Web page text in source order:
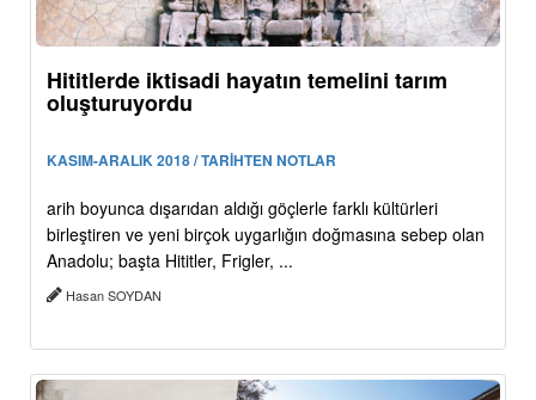
Hititlerde iktisadi hayatın temelini tarım
oluşturuyordu
KASIM-ARALIK 2018 / TARİHTEN NOTLAR
arih boyunca dışarıdan aldığı göçlerle farklı kültürleri
birleştiren ve yeni birçok uygarlığın doğmasına sebep olan
Anadolu; başta Hititler, Frigler, ...
Hasan SOYDAN